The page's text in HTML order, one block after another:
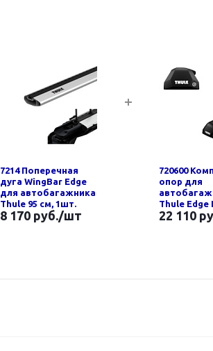
7214 Поперечная
дуга WingBar Edge
для автобагажника
Thule 95 см, 1шт.
8 170 руб./шт
720600
опор для
Thule Edge
22 110